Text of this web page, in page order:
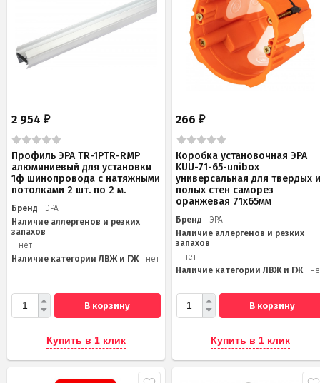
2 954 ₽
Профиль ЭРА TR-1PTR-RMP
алюминиевый для установки
1ф шинопровода с натяжными
потолками 2 шт. по 2 м.
Бренд
ЭРА
Наличие аллергенов и резких
запахов
нет
Наличие категории ЛВЖ и ГЖ
нет
В корзину
Купить в 1 клик
266₽
Коробка установочная ЭРА
KUU-71-65-unibox
универсальная для твердых
полых стен саморез
оранжевая 71х65мм
Бренд
ЭРА
Наличие аллергенов и резких
запахов
нет
Наличие категории ЛВЖ и ГЖ
В корзину
Купить в 1 клик